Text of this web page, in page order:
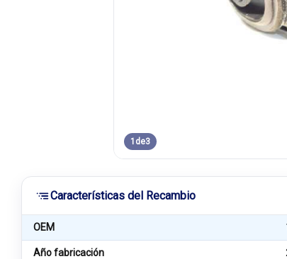
1 de3
Características del Recambio
OEM
Año fabricación